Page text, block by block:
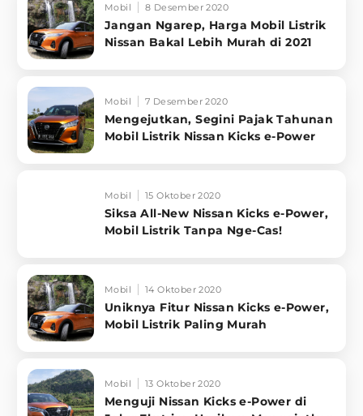
Mobil 8 Desember 2020
Jangan Ngarep, Harga Mobil Listrik
Nissan Bakal Lebih Murah di 2021
Mobil 7 Desember 2020
Mengejutkan, Segini Pajak Tahunan
Mobil Listrik Nissan Kicks e-Power
Mobil 15 Oktober 2020
Siksa All-New Nissan Kicks e-Power,
Mobil Listrik Tanpa Nge-Cas!
Mobil 14 Oktober 2020
Uniknya Fitur Nissan Kicks e-Power,
Mobil Listrik Paling Murah
Mobil 13 Oktober 2020
Menguji Nissan Kicks e-Power di